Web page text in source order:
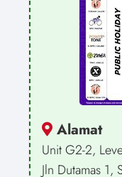
Alamat
Unit G2-2,
Jln Dutamas 1,